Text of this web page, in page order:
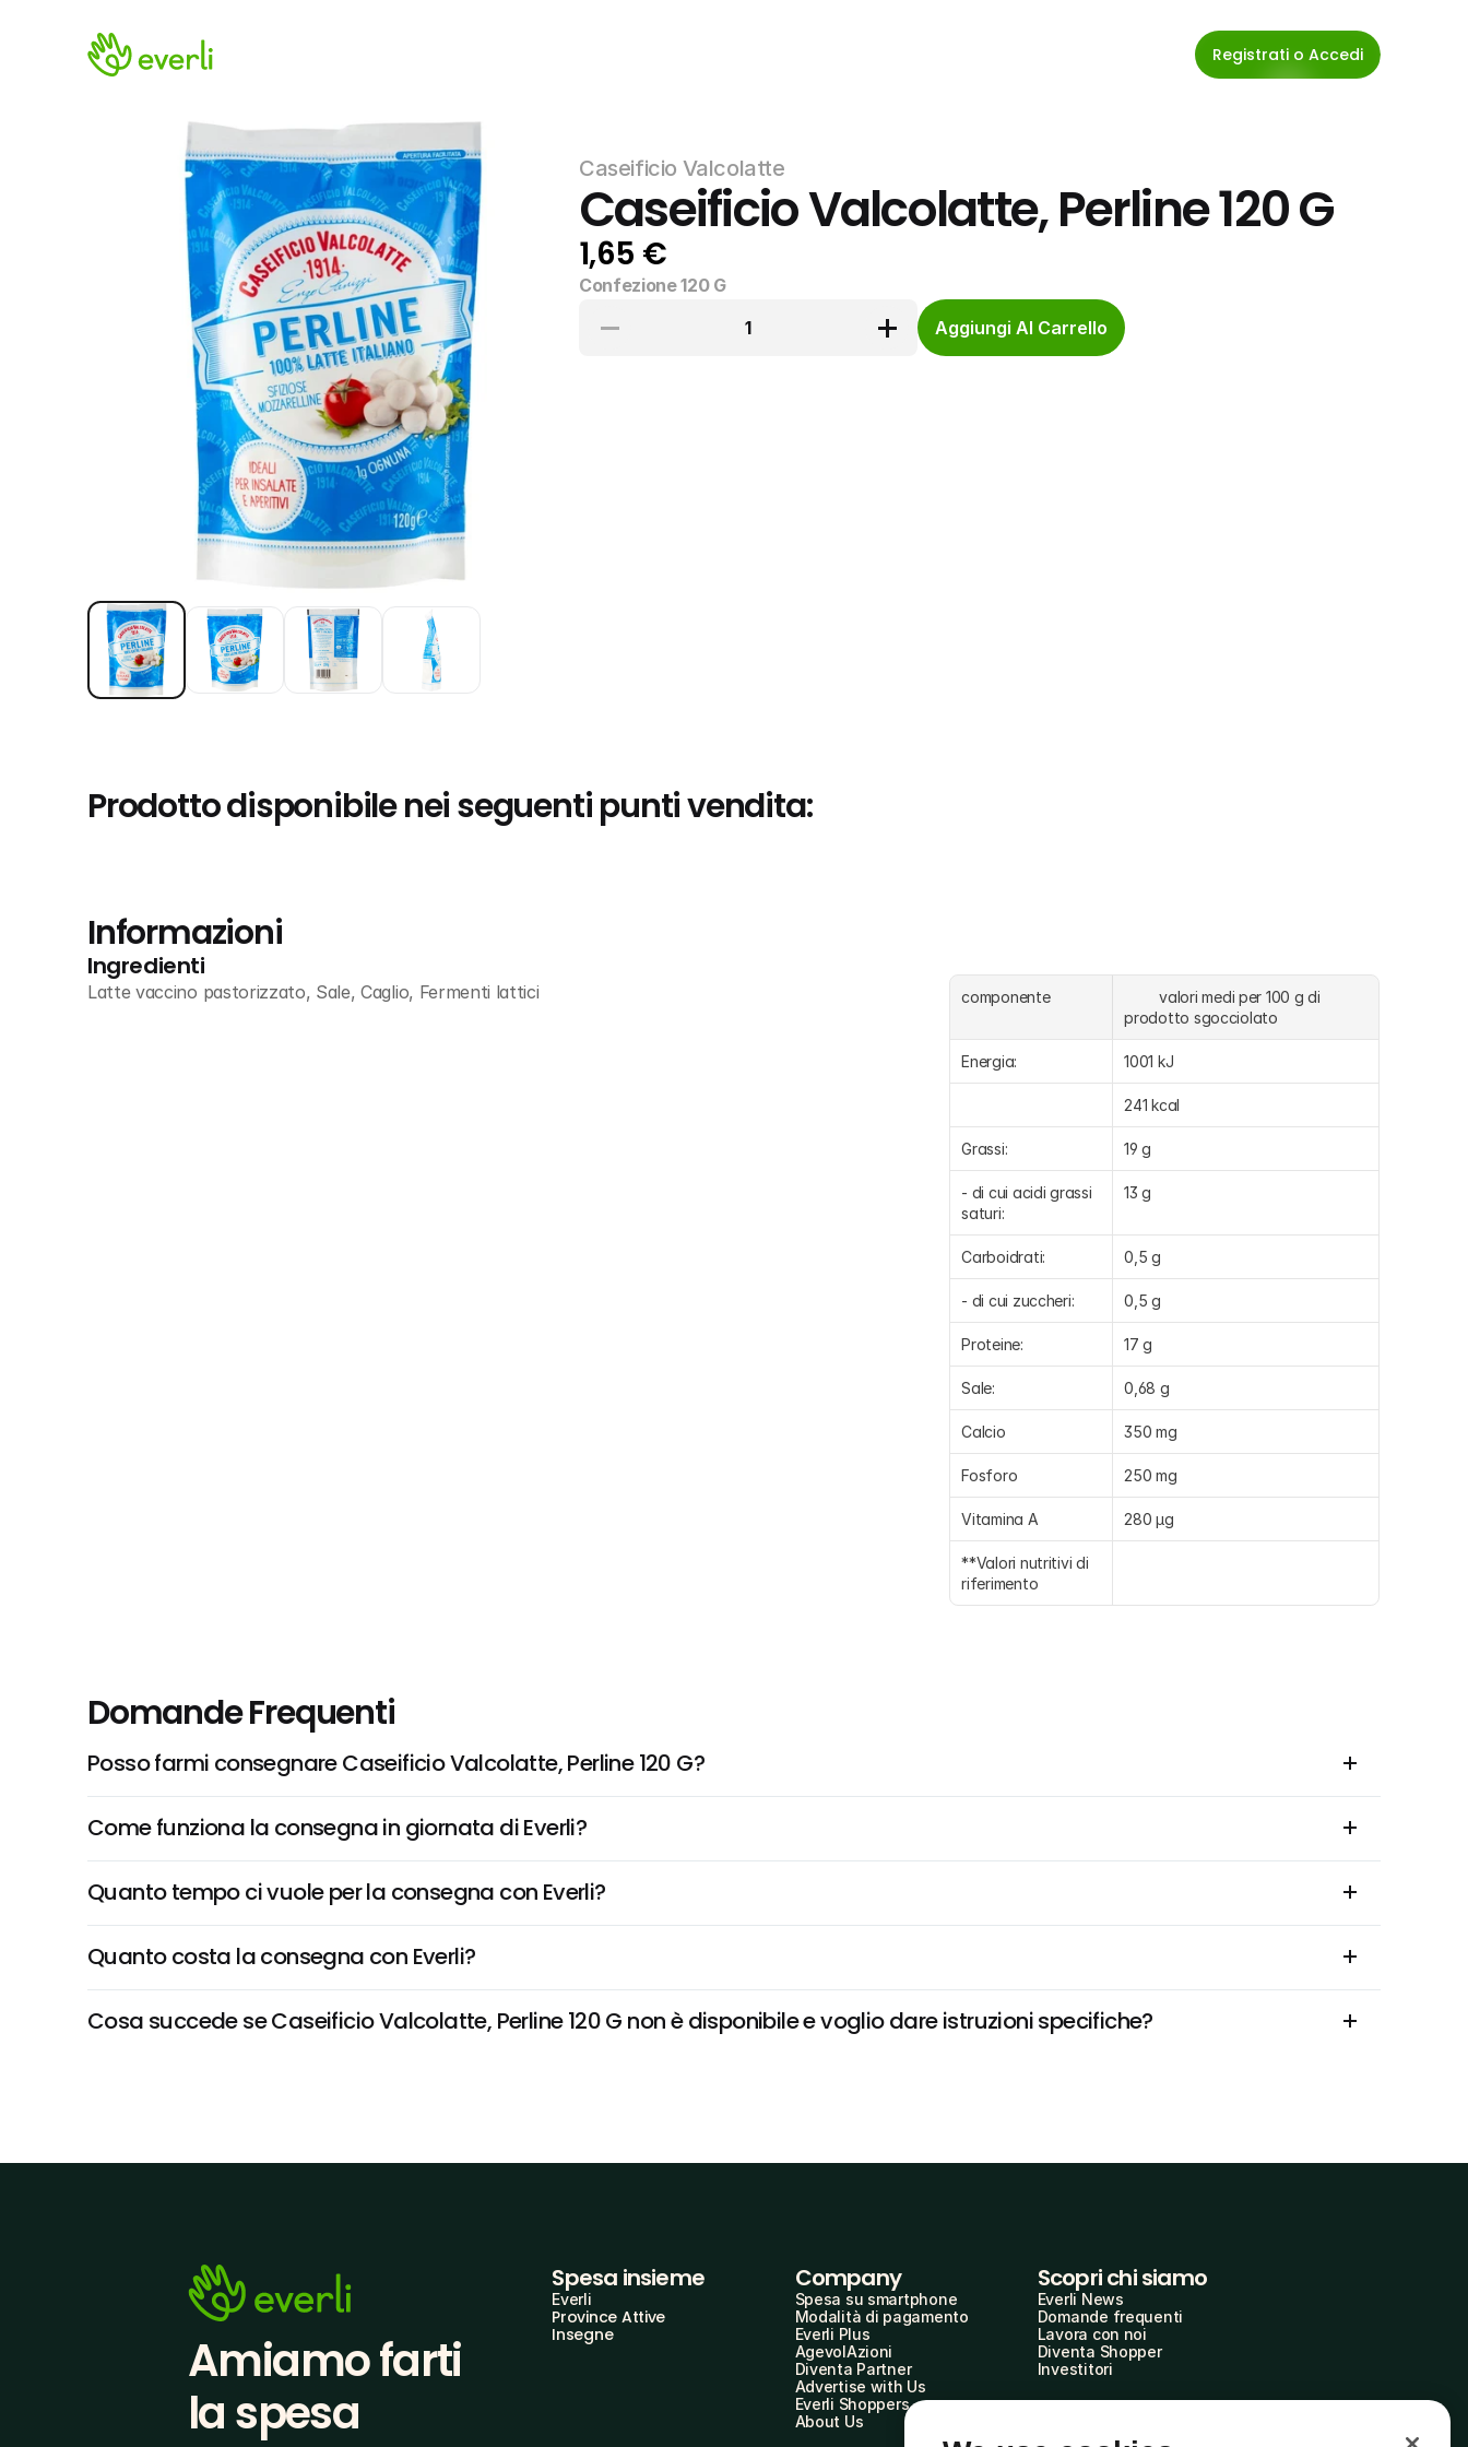
Registrati o Accedi
Caseificio Valcolatte
Caseificio Valcolatte, Perline 120 G
1,65 €
Confezione 120 G
1
Aggiungi Al Carrello
Prodotto disponibile nei seguenti punti vendita:
Informazioni
Ingredienti
Latte vaccino pastorizzato, Sale, Caglio, Fermenti lattici componente
	valori medi per 100 g di
prodotto sgocciolato
Energia: 1001 kJ
241 kcal
Grassi: 19 g
- di cui acidi grassi
saturi:
13 g
Carboidrati: 0,5 g
- di cui zuccheri: 0,5 g
Proteine: 17 g
Sale: 0,68 g
Calcio 350 mg
Fosforo 250 mg
Vitamina A 280 µg
**Valori nutritivi di
riferimento
Domande Frequenti
Posso farmi consegnare Caseificio Valcolatte, Perline 120 G?
Come funziona la consegna in giornata di Everli?
Quanto tempo ci vuole per la consegna con Everli?
Quanto costa la consegna con Everli?
Cosa succede se Caseificio Valcolatte, Perline 120 G non è disponibile e voglio dare istruzioni specifiche?
Amiamo farti
la spesa
Spesa insieme
Everli
Province Attive
Insegne
Company
Spesa su smartphone
Modalità di pagamento
Everli Plus
AgevolAzioni
Diventa Partner
Advertise with Us
Everli Shoppers
About Us
Scopri chi siamo
Everli News
Domande frequenti
Lavora con noi
Diventa Shopper
Investitori